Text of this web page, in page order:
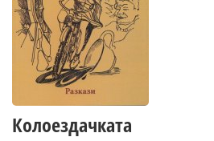
Колоездачката